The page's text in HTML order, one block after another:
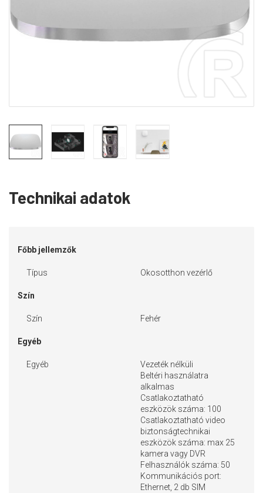
Technikai adatok
Főbb jellemzők
Típus Okosotthon vezérlő
Szín
Szín Fehér
Egyéb
Egyéb
Vezeték nélküli
Beltéri használatra
alkalmas
Csatlakoztatható
eszközök száma: 100
Csatlakoztatható video
biztonságtechnikai
eszközök száma: max 25
kamera vagy DVR
Felhasználók száma: 50
Kommunikációs port:
Ethernet, 2 db SIM